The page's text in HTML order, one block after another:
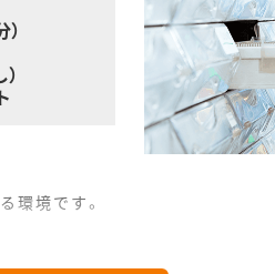
環境です。